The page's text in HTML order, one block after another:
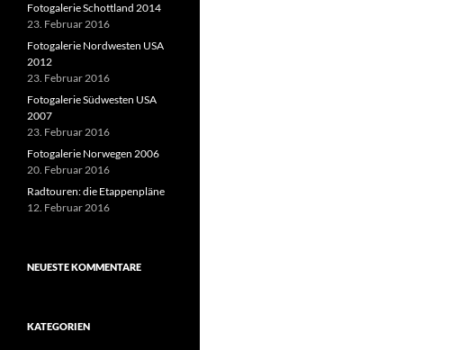
Fotogalerie Schottland 2014
23. Februar 2016
Fotogalerie Nordwesten USA
2012
23. Februar 2016
Fotogalerie Südwesten USA
2007
23. Februar 2016
Fotogalerie Norwegen 2006
20. Februar 2016
Radtouren: die Etappenpläne
12. Februar 2016
NEUESTE KOMMENTARE
KATEGORIEN